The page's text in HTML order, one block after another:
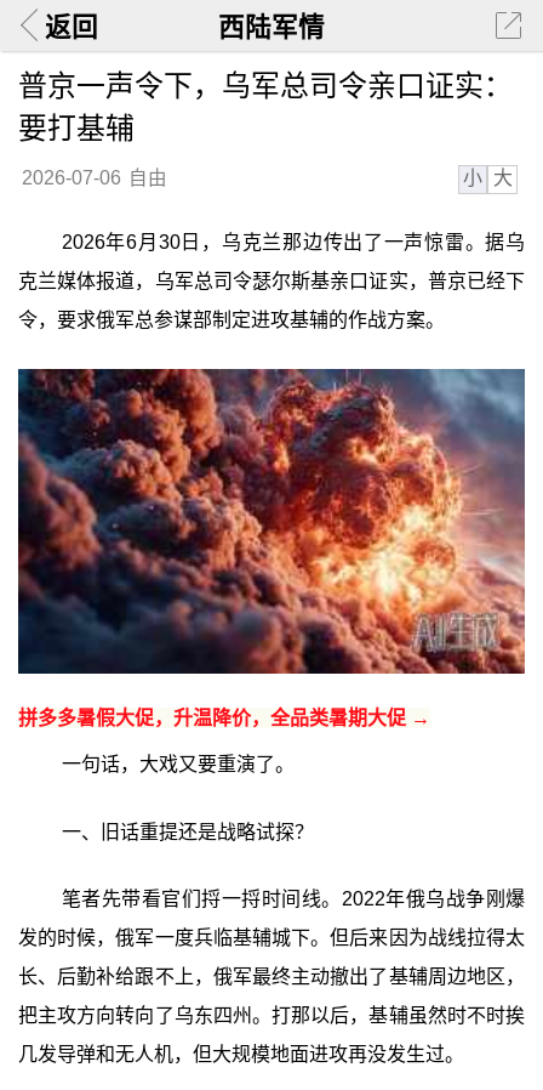
返回 西陆军情
普京一声令下，乌军总司令亲口证实：
要打基辅
2026-07-06 自由 小 大
2026年6月30日，乌克兰那边传出了一声惊雷。据乌
克兰媒体报道，乌军总司令瑟尔斯基亲口证实，普京已经下
令，要求俄军总参谋部制定进攻基辅的作战方案。
拼多多暑假大促，升温降价，全品类暑期大促 →
一句话，大戏又要重演了。
一、旧话重提还是战略试探？
笔者先带看官们捋一捋时间线。2022年俄乌战争刚爆
发的时候，俄军一度兵临基辅城下。但后来因为战线拉得太
长、后勤补给跟不上，俄军最终主动撤出了基辅周边地区，
把主攻方向转向了乌东四州。打那以后，基辅虽然时不时挨
几发导弹和无人机，但大规模地面进攻再没发生过。